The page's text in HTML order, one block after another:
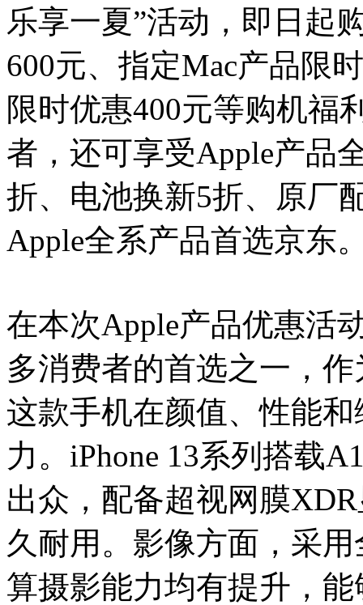
乐享一夏”活动，即日起
600元、指定Mac产品限
限时优惠400元等购机福
者，还可享受Apple产品
折、电池换新5折、原厂
Apple全系产品首选京东
在本次Apple产品优惠活
多消费者的首选之一，
这款手机在颜值、性能
力。iPhone 13系列搭载
出众，配备超视网膜
久耐用。影像方面，采
算摄影能力均有提升，